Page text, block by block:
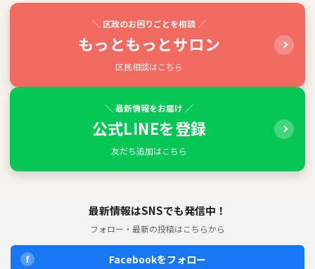
＼ 区政のお困りごとを相談 ／
もっともっとサロン
区民相談はこちら
＼ 最新情報をお届け ／
公式LINEを登録
友だち追加はこちら
最新情報はSNSでも発信中！
フォロー・最新の投稿はこちらから
f Facebookをフォロー